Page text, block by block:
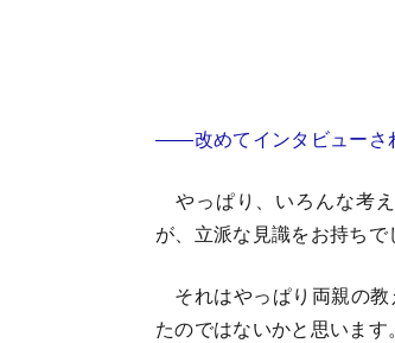
――改めてインタビューさ
やっぱり、いろんな考
が、立派な見識をお持ちで
それはやっぱり両親の教
たのではないかと思います